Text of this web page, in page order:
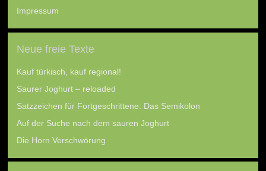
Impressum
Neue freie Texte
Kauf türkisch, kauf regional!
Saurer Joghurt – reloaded
Satzzeichen für Fortgeschrittene: Das Semikolon
Auf der Suche nach dem sauren Joghurt
Die Horn Verschwörung